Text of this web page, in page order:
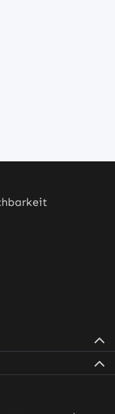
neuem Tab